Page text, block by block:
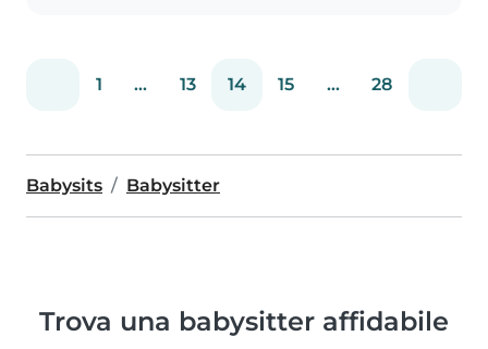
1 ... 13 14 15 ... 28
Babysits Babysitter
Trova una babysitter affidabile